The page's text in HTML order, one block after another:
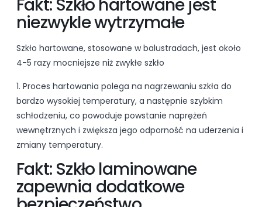
Fakt: Szkło hartowane jest
niezwykle wytrzymałe
Szkło hartowane, stosowane w balustradach, jest około
4-5 razy mocniejsze niż zwykłe szkło
1. Proces hartowania polega na nagrzewaniu szkła do
bardzo wysokiej temperatury, a następnie szybkim
schłodzeniu, co powoduje powstanie naprężeń
wewnętrznych i zwiększa jego odporność na uderzenia i
zmiany temperatury.
Fakt: Szkło laminowane
zapewnia dodatkowe